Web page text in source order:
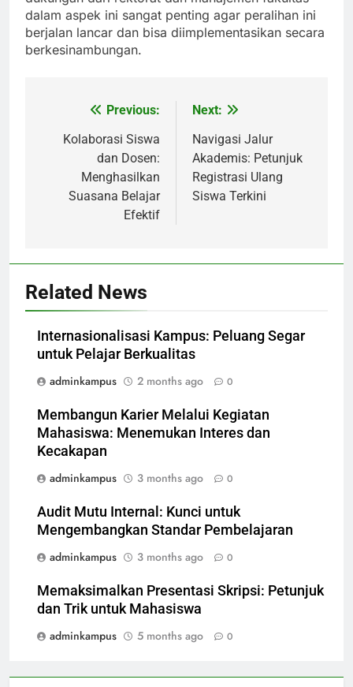
dalam aspek ini sangat penting agar peralihan ini
berjalan lancar dan bisa diimplementasikan secara
berkesinambungan.
navigation
Previous:
Kolaborasi Siswa
dan Dosen:
Menghasilkan
Suasana Belajar
Efektif
Next:
Navigasi Jalur
Akademis: Petunjuk
Registrasi Ulang
Siswa Terkini
Related News
Internasionalisasi Kampus: Peluang Segar
untuk Pelajar Berkualitas
adminkampus
2 months ago 0
Membangun Karier Melalui Kegiatan
Mahasiswa: Menemukan Interes dan
Kecakapan
adminkampus
3 months ago 0
Audit Mutu Internal: Kunci untuk
Mengembangkan Standar Pembelajaran
adminkampus
3 months ago 0
Memaksimalkan Presentasi Skripsi: Petunjuk
dan Trik untuk Mahasiswa
adminkampus
5 months ago 0